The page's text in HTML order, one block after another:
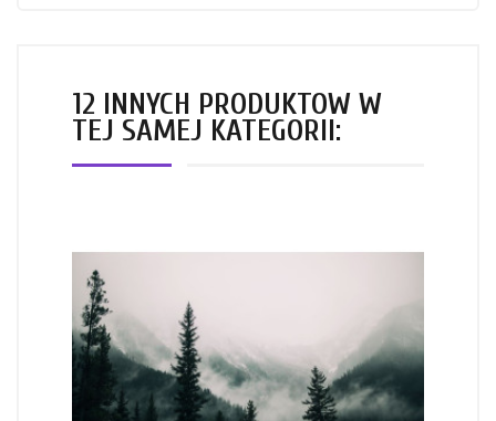
12 INNYCH PRODUKTÓW W
TEJ SAMEJ KATEGORII: